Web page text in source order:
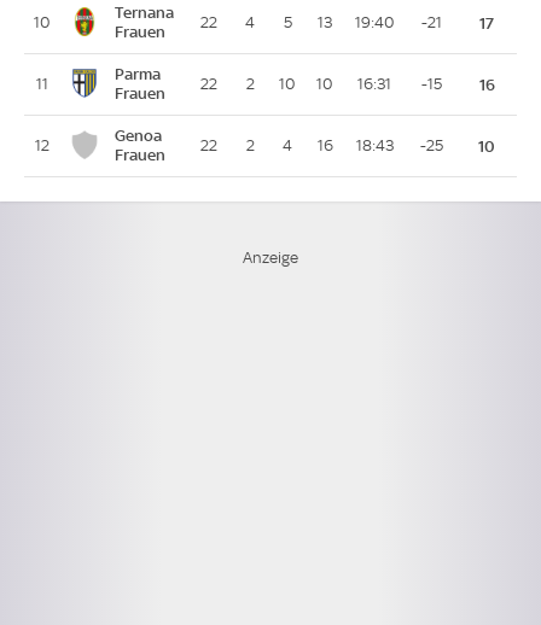
10
Ternana
Frauen
22 4 5 13 19:40 -21 17
11
Parma
Frauen
22 2 10 10 16:31 -15 16
12
Genoa
Frauen
22 2 4 16 18:43 -25 10